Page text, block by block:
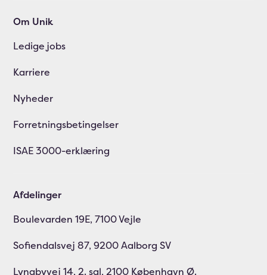
Om Unik
Ledige jobs
Karriere
Nyheder
Forretningsbetingelser
ISAE 3000-erklæring
Afdelinger
Boulevarden 19E, 7100 Vejle
Sofiendalsvej 87, 9200 Aalborg SV
Lyngbyvej 14, 2. sal, 2100 København Ø.